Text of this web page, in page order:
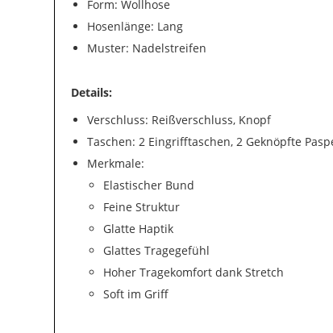
Form: Wollhose
Hosenlänge: Lang
Muster: Nadelstreifen
Details:
Verschluss: Reißverschluss, Knopf
Taschen: 2 Eingrifftaschen, 2 Geknöpfte
Merkmale:
Elastischer Bund
Feine Struktur
Glatte Haptik
Glattes Tragegefühl
Hoher Tragekomfort dank Stretch
Soft im Griff